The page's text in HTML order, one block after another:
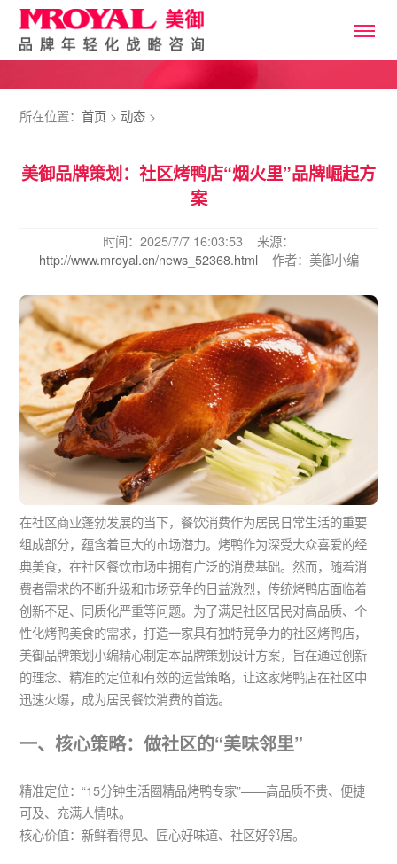
所在位置：首页 >动态 >
美御品牌策划：社区烤鸭店“烟火里”品牌崛起方
案
时间：2025/7/7 16:03:53 来源：
http://www.mroyal.cn/news_52368.html作者：美御小编
在社区商业蓬勃发展的当下，餐饮消费作为居民日常生活的重要
组成部分，蕴含着巨大的市场潜力。烤鸭作为深受大众喜爱的经
典美食，在社区餐饮市场中拥有广泛的消费基础。然而，随着消
费者需求的不断升级和市场竞争的日益激烈，传统烤鸭店面临着
创新不足、同质化严重等问题。为了满足社区居民对高品质、个
性化烤鸭美食的需求，打造一家具有独特竞争力的社区烤鸭店，
美御品牌策划小编精心制定本品牌策划设计方案，旨在通过创新
的理念、精准的定位和有效的运营策略，让这家烤鸭店在社区中
迅速火爆，成为居民餐饮消费的首选。
一、核心策略：做社区的“美味邻里”
精准定位：“15分钟生活圈精品烤鸭专家”——高品质不贵、便捷
可及、充满人情味。
核心价值：新鲜看得见、匠心好味道、社区好邻居。